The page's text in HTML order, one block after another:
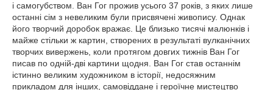
і самогубством. Ван Гог прожив усього 37 років, з яких лише
останні сім з невеликим були присвячені живопису. Однак
його творчий доробок вражає. Це близько тисячі малюнків і
майже стільки ж картин, створених в результаті вулканічних
творчих вивержень, коли протягом довгих тижнів Ван Гог
писав по одній-дві картини щодня. Ван Гог став останнім
істинно великим художником в історії, недосяжним
прикладом для інших, самовіддане і героїчне мистецтво